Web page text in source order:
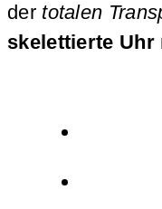
der totalen
skelettierte Uhr